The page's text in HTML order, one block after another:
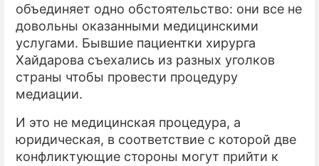
объединяет одно обстоятельство: они все не
довольны оказанными медицинскими
услугами. Бывшие пациентки хирурга
Хайдарова съехались из разных уголков
страны чтобы провести процедуру
медиации.
И это не медицинская процедура, а
юридическая, в соответствие с которой две
конфликтующие стороны могут прийти к